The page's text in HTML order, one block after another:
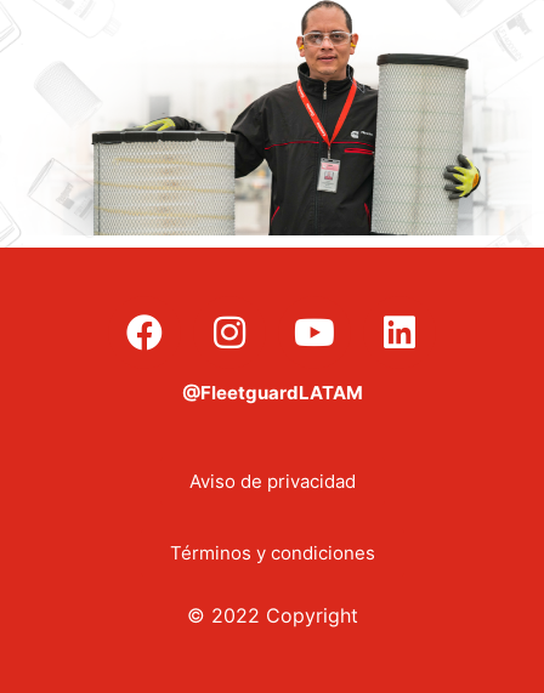
@FleetguardLATAM
Aviso de privacidad
Términos y condiciones
© 2022 Copyright